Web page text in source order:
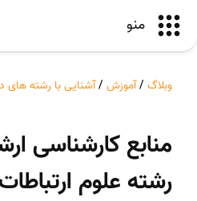
منو
وبلاگ /آموزش /آشنایی با رشته های
منابع کارشناسی
رشته علوم